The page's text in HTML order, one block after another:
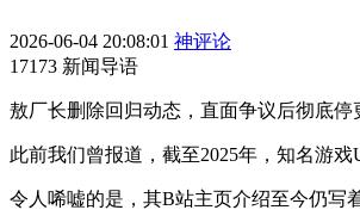
2026-06-04 20:08:01 神评论
17173 新闻导语
敖厂长删除回归动态，直面争议后彻底
此前我们曾报道，截至2025年，知名游
令人唏嘘的是，其B站主页介绍至今仍写